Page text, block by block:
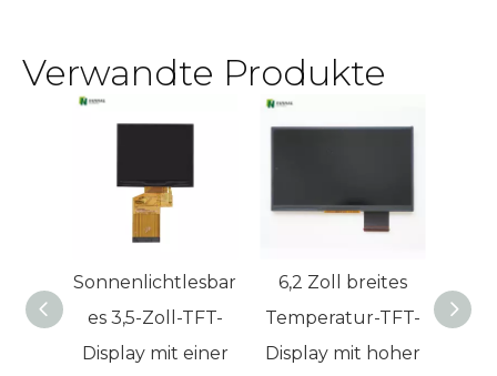
Projekt
entscheiden?
Verwandte Produkte
Sonnenlichtlesbar
es 3,5-Zoll-TFT-
Display mit einer
6,2 Zoll breites
Temperatur-TFT-
Display mit hoher